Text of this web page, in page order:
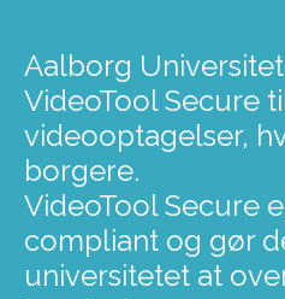
Aalborg
VideoTool Secure
videooptagelser,
borgere.
VideoTool Secure
compliant og gør
universitetet at